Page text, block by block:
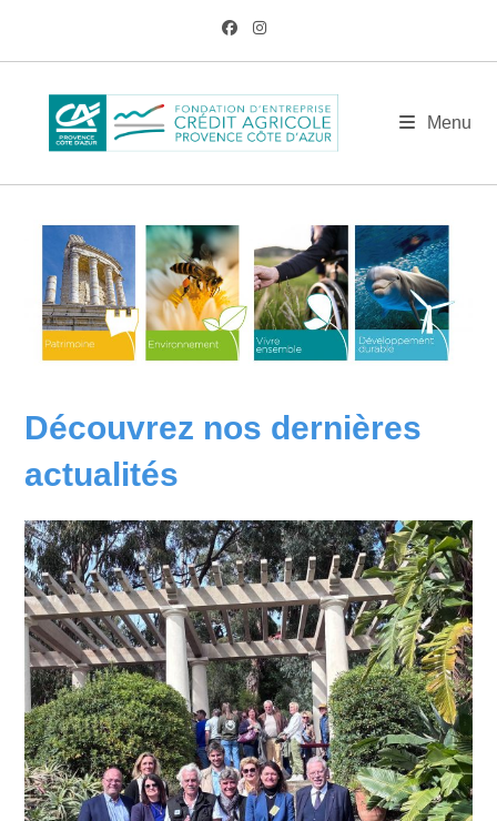
content
Menu
Découvrez nos dernières
actualités